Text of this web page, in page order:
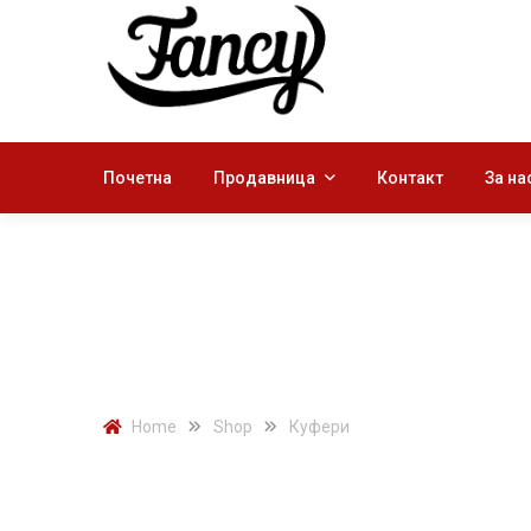
Почетна Продавница Контакт За
Home Shop Куфери